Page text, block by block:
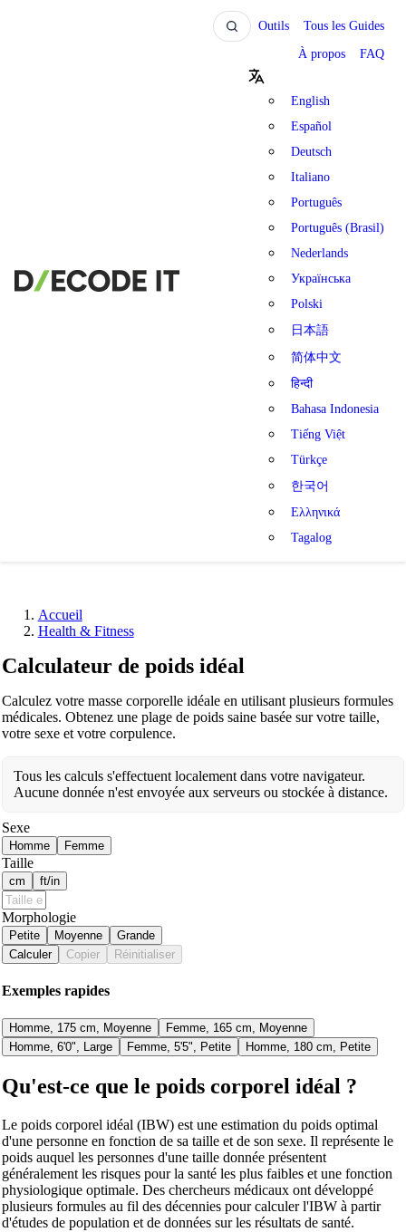
Outils Tous les Guides
À propos FAQ
English
Español
Deutsch
Italiano
Português
Português (Brasil)
Nederlands
Українська
Polski
日本語
简体中文
हिन्दी
Bahasa Indonesia
Tiếng Việt
Türkçe
한국어
Ελληνικά
Tagalog
Accueil
Health & Fitness
Calculateur de poids idéal
Calculez votre masse corporelle idéale en utilisant plusieurs formules
médicales. Obtenez une plage de poids saine basée sur votre taille,
votre sexe et votre corpulence.
Tous les calculs s'effectuent localement dans votre navigateur.
Aucune donnée n'est envoyée aux serveurs ou stockée à distance.
Sexe
Homme Femme
Taille
cm ft/in
Morphologie
Petite Moyenne
Grande
Calculer
Copier Réinitialiser
Exemples rapides
Homme, 175 cm, Moyenne
Femme, 165 cm, Moyenne
Homme, 6'0", Large
Femme, 5'5", Petite Homme, 180 cm, Petite
Qu'est-ce que le poids corporel idéal ?
Le poids corporel idéal (IBW) est une estimation du poids optimal
d'une personne en fonction de sa taille et de son sexe. Il représente le
poids auquel les personnes d'une taille donnée présentent
généralement les risques pour la santé les plus faibles et une fonction
physiologique optimale. Des chercheurs médicaux ont développé
plusieurs formules au fil des décennies pour calculer l'IBW à partir
d'études de population et de données sur les résultats de santé.